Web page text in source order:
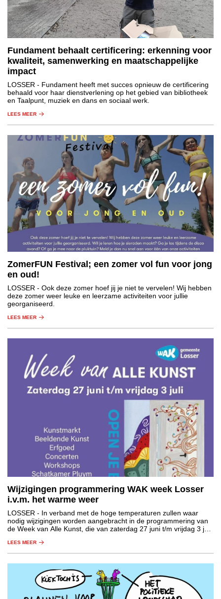
Fundament behaalt certificering: erkenning voor
kwaliteit, samenwerking en maatschappelijke
impact
LOSSER - Fundament heeft met succes opnieuw de certificering
behaald voor haar dienstverlening op het gebied van bibliotheek
en Taalpunt, muziek en dans en sociaal werk.
LEES MEER
ZomerFUN Festival; een zomer vol fun voor jong
en oud!
LOSSER - Ook deze zomer hoef jij je niet te vervelen! Wij hebben
deze zomer weer leuke en leerzame activiteiten voor jullie
georganiseerd.
LEES MEER
Wijzigingen programmering WAK week Losser
i.v.m. het warme weer
LOSSER - In verband met de hoge temperaturen zullen waar
nodig wijzigingen worden aangebracht in de programmering van
de Week van Alle Kunst, die van zaterdag 27 juni t/m vrijdag 3 juli
LEES MEER